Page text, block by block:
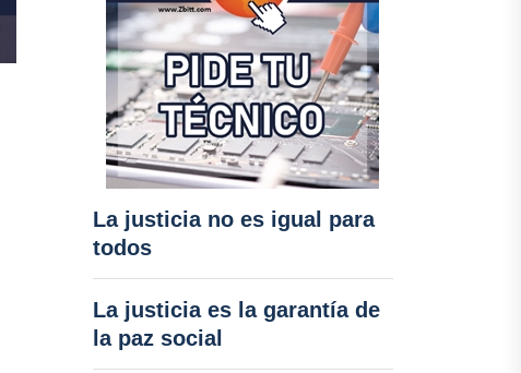
La justicia no es igual para
todos
La justicia es la garantía de
la paz social